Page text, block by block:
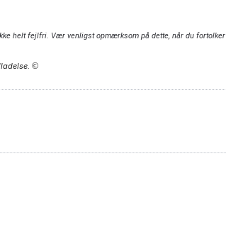
helt fejlfri. Vær venligst opmærksom på dette, når du fortolker
©